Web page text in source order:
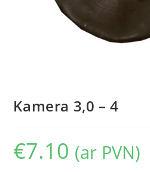
Kamera 3,0 – 4
€7.10 (ar PVN)